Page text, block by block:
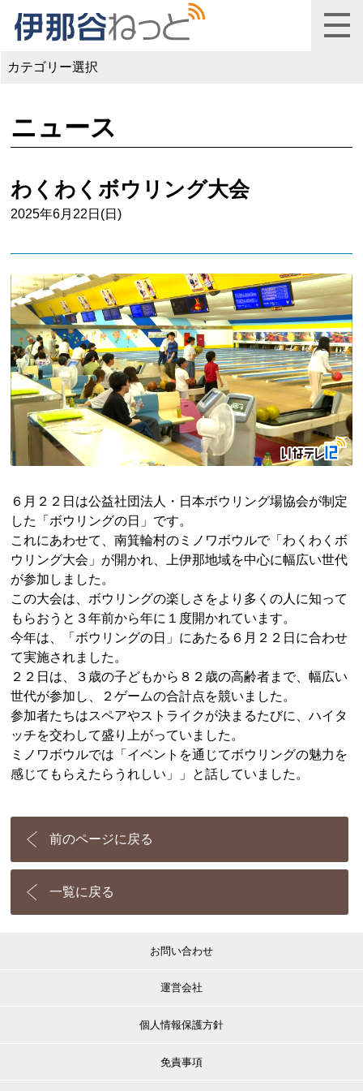
カテゴリー選択
ニュース
わくわくボウリング大会
2025年6月22日(日)
６月２２日は公益社団法人・日本ボウリング場協会が制定
した「ボウリングの日」です。
これにあわせて、南箕輪村のミノワボウルで「わくわくボ
ウリング大会」が開かれ、上伊那地域を中心に幅広い世代
が参加しました。
この大会は、ボウリングの楽しさをより多くの人に知って
もらおうと３年前から年に１度開かれています。
今年は、「ボウリングの日」にあたる６月２２日に合わせ
て実施されました。
２２日は、３歳の子どもから８２歳の高齢者まで、幅広い
世代が参加し、２ゲームの合計点を競いました。
参加者たちはスペアやストライクが決まるたびに、ハイタ
ッチを交わして盛り上がっていました。
ミノワボウルでは「イベントを通じてボウリングの魅力を
感じてもらえたらうれしい」」と話していました。
前のページに戻る
一覧に戻る
お問い合わせ
運営会社
個人情報保護方針
免責事項